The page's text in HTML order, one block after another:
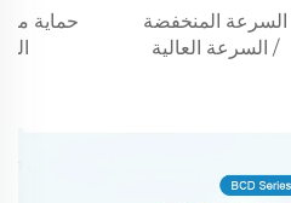
السرعة المنخفضة
/ السرعة العالية
حماية